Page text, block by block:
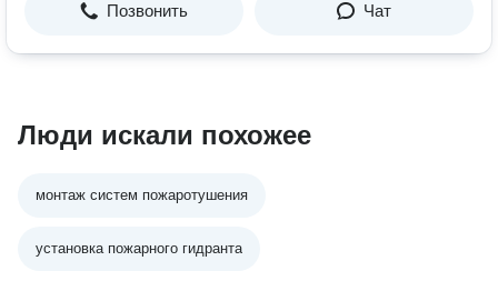
Позвонить Чат
Люди искали похожее
монтаж систем пожаротушения
установка пожарного гидранта